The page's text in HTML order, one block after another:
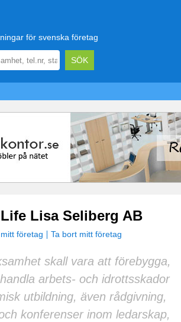
för svenska företag
Lisa Seliberg AB
företag Ta bort mitt företag
skall vara att förebygga,
arbets- och idrottsskador
utbildning, även rådgivning,
konferenser inom ledarskap,